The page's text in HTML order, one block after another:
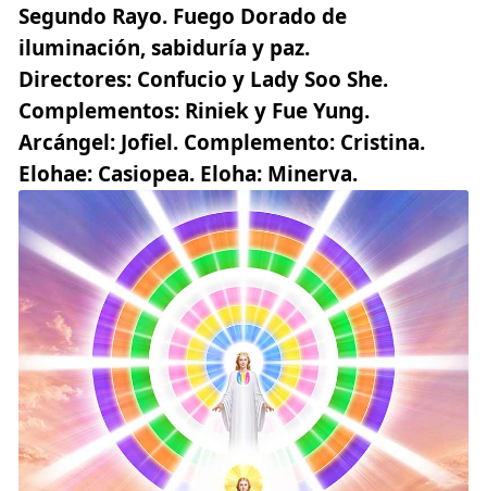
Segundo Rayo. Fuego Dorado de
iluminación, sabiduría y paz.
Directores: Confucio y Lady Soo She.
Complementos: Riniek y Fue Yung.
Arcángel: Jofiel. Complemento: Cristina.
Elohae: Casiopea. Eloha: Minerva.